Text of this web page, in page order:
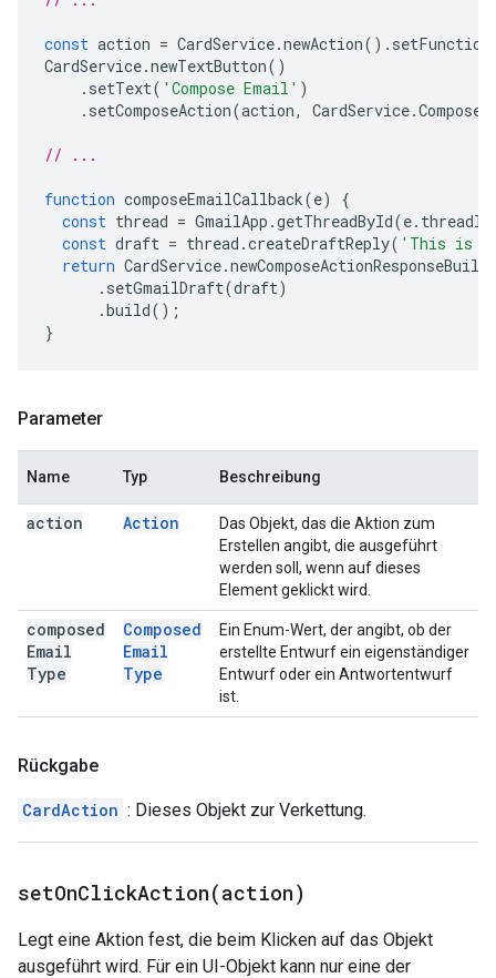
const action = CardService.newAction().
CardService.newTextButton()
. setText( 'Compose Email' )
. setComposeAction(action, CardService.
// ...
function composeEmailCallback(e)
{
const thread = GmailApp .getThreadById(e. threadId
const draft = thread .createDraftReply( 'This is
return CardService.
. setGmailDraft(draft)
.build();
}
Parameter
Name Typ Beschreibung
action Action
Das Objekt, das die Aktion zum
Erstellen angibt, die ausgeführt
werden soll, wenn auf dieses
Element geklickt wird.
composed
Email
Type
Composed
Email
Type
Ein Enum-Wert, der angibt, ob der
erstellte Entwurf ein eigenständiger
Entwurf oder ein Antwortentwurf
ist.
Rückgabe
CardAction : Dieses Objekt zur Verkettung.
setOnClickAction(action)
Legt eine Aktion fest, die beim Klicken auf das Objekt
ausgeführt wird. Für ein UI-Objekt kann nur eine der